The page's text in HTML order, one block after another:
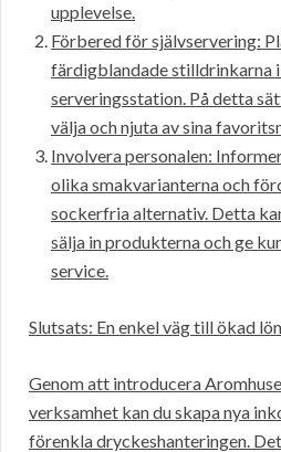
upplevelse.
Förbered för självservering:
färdigblandade stilldrinkarna i
serveringsstation. På detta
välja och njuta av sina
Involvera personalen:
olika smakvarianterna och
sockerfria alternativ. Detta
sälja in produkterna och ge
service.
Slutsats: En enkel väg till ökad
Genom att introducera
verksamhet kan du skapa nya
förenkla dryckeshanteringen.